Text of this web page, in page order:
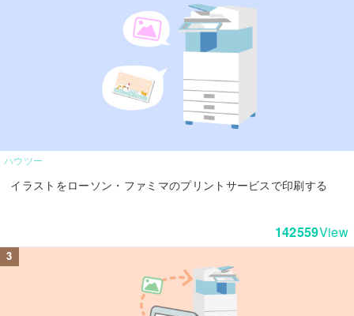
ハウツー
イラストをローソン・ファミマのプリントサービスで印刷する
142559View